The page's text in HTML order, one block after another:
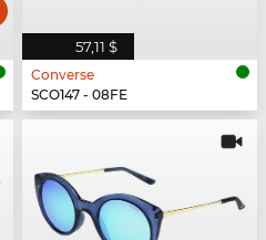
57,11 $
Converse
SCO147 - 08FE